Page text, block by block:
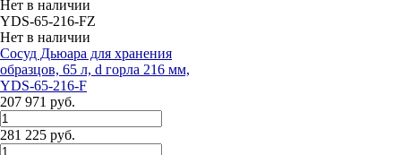
Нет в наличии
YDS-65-216-FZ
Нет в наличии
Сосуд Дьюара для хранения
образцов, 65 л, d горла 216 мм,
YDS-65-216-F
207 971 руб.
281 225 руб.